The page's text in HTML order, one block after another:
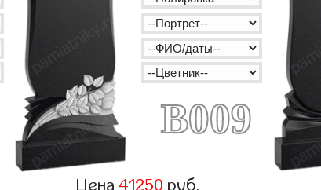
B009
Цена 41250 руб.